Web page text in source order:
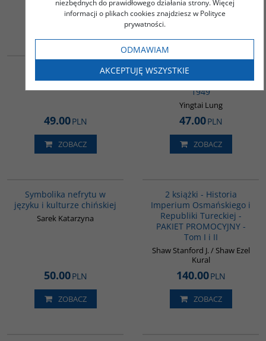
ZOBACZ
Yu Hua
49.00PLN
ZOBACZ
Wielka rzeka, wielkie
morze. Wojna domowa
1949
Yingtai Lung
47.00PLN
ZOBACZ
Symbolika nefrytu w
języku i kulturze chińskiej
Sarek Katarzyna
50.00PLN
ZOBACZ
2 książki - Historia
Imperium Osmańskiego i
Republiki Tureckiej -
PAKIET PROMOCYJNY -
Tom I i II
Shaw Stanford J. / Shaw Ezel
Kural
140.00PLN
ZOBACZ
niezbędnych do prawidłowego działania strony. Więcej
informacji o plikach cookies znajdziesz w Polityce
prywatności.
ODMAWIAM
AKCEPTUJĘ WSZYSTKIE